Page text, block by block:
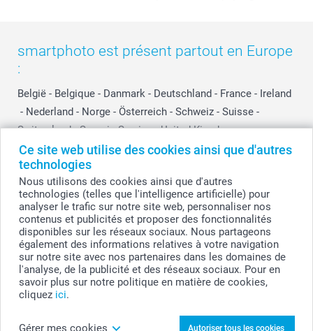
Ce site web utilise des cookies ainsi que d'autres
technologies
Nous utilisons des cookies ainsi que d'autres
technologies (telles que l'intelligence artificielle) pour
analyser le trafic sur notre site web, personnaliser nos
contenus et publicités et proposer des fonctionnalités
disponibles sur les réseaux sociaux. Nous partageons
également des informations relatives à votre navigation
sur notre site avec nos partenaires dans les domaines de
l'analyse, de la publicité et des réseaux sociaux. Pour en
savoir plus sur notre politique en matière de cookies,
cliquez ici.
Gérer mes cookies Autoriser tous les cookies
smartphoto est présent partout en Europe
:
België - Belgique - Danmark - Deutschland - France - Ireland
- Nederland - Norge - Österreich - Schweiz - Suisse -
Switzerland - Suomi - Sverige - United Kingdom -
Other Countries
© smartphoto group. Tous droits réservés
Tous les prix sont en francs suisses (CHF), TVA incluse et hors frais de port.